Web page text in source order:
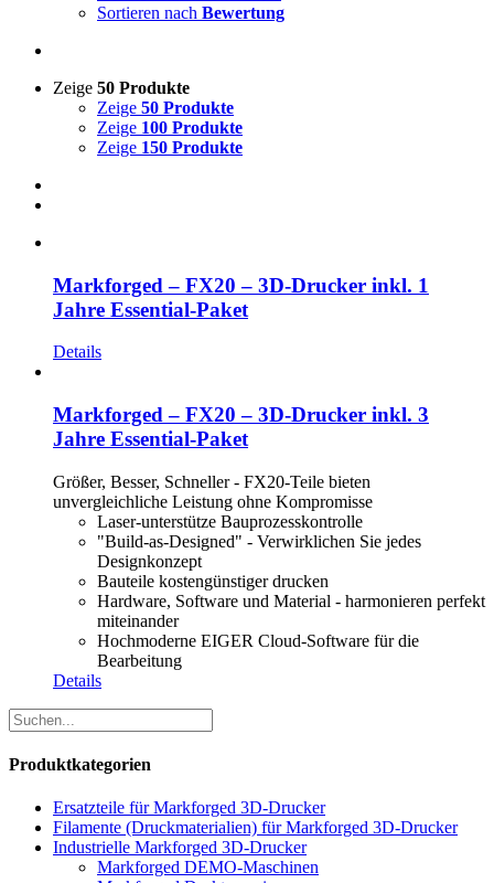
Sortieren nach Bewertung
Zeige 50 Produkte
Zeige 50 Produkte
Zeige 100 Produkte
Zeige 150 Produkte
Markforged – FX20 – 3D-Drucker inkl. 1
Jahre Essential-Paket
Details
Markforged – FX20 – 3D-Drucker inkl. 3
Jahre Essential-Paket
Größer, Besser, Schneller - FX20-Teile bieten
unvergleichliche Leistung ohne Kompromisse
Laser-unterstütze Bauprozesskontrolle
"Build-as-Designed" - Verwirklichen Sie jedes
Designkonzept
Bauteile kostengünstiger drucken
Hardware, Software und Material - harmonieren perfekt
miteinander
Hochmoderne EIGER Cloud-Software für die
Bearbeitung
Details
Produktkategorien
Ersatzteile für Markforged 3D-Drucker
Filamente (Druckmaterialien) für Markforged 3D-Drucker
Industrielle Markforged 3D-Drucker
Markforged DEMO-Maschinen